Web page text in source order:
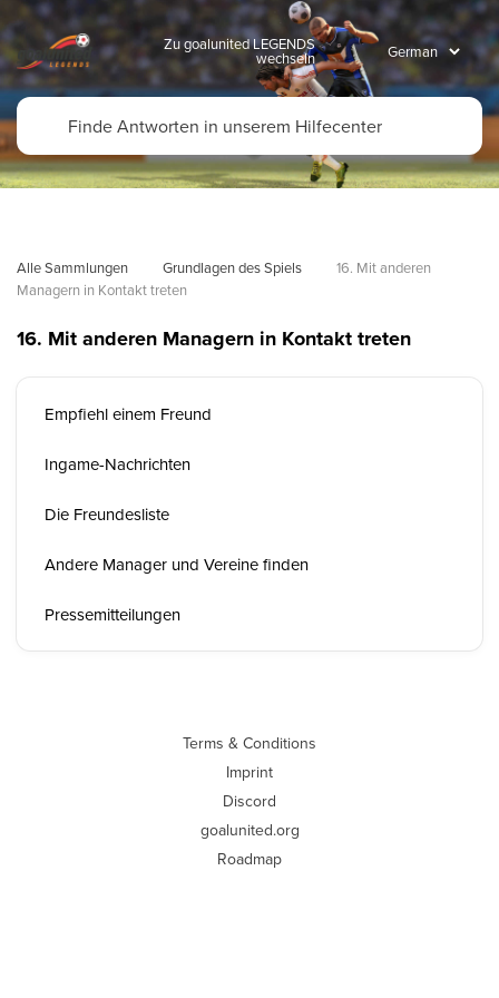
Zu goalunited LEGENDS
wechseln
Alle Sammlungen Grundlagen des Spiels
16. Mit anderen
Managern in Kontakt treten
16. Mit anderen Managern in Kontakt treten
Empfiehl einem Freund
Ingame-Nachrichten
Die Freundesliste
Andere Manager und Vereine finden
Pressemitteilungen
Terms & Conditions
Imprint
Discord
goalunited.org
Roadmap